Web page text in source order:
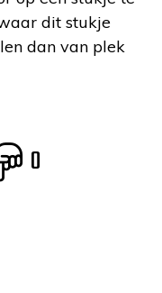
dit stukje
dan van plek